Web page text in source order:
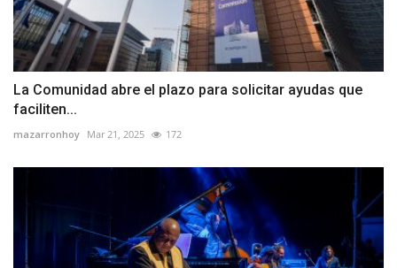
La Comunidad abre el plazo para solicitar ayudas que
faciliten...
mazarronhoy Mar 21, 2025 172